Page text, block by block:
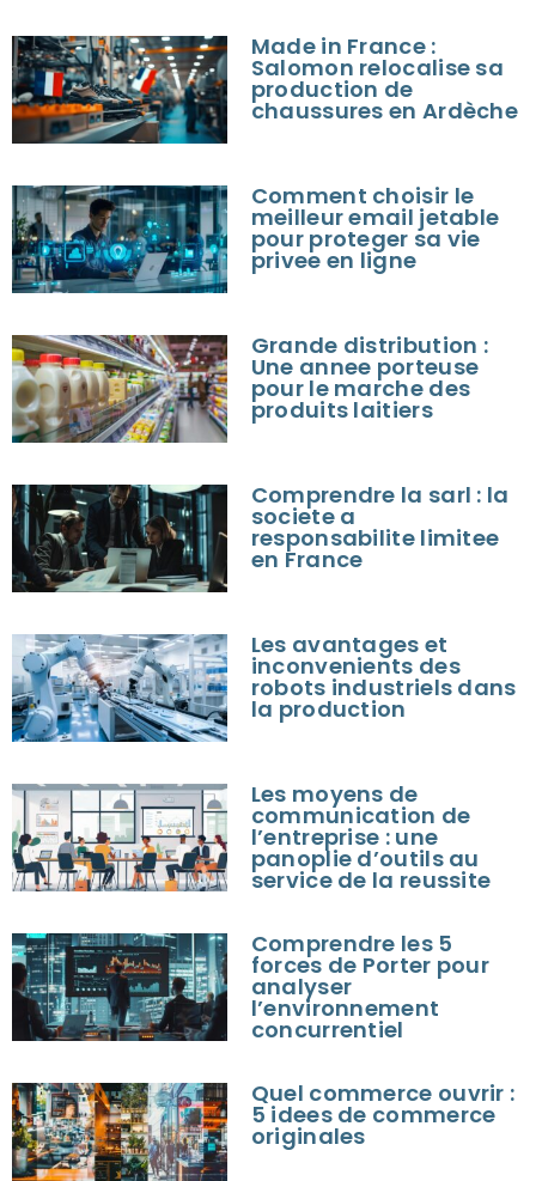
Made in France :
Salomon relocalise sa
production de
chaussures en Ardèche
Comment choisir le
meilleur email jetable
pour proteger sa vie
privee en ligne
Grande distribution :
Une annee porteuse
pour le marche des
produits laitiers
Comprendre la sarl : la
societe a
responsabilite limitee
en France
Les avantages et
inconvenients des
robots industriels dans
la production
Les moyens de
communication de
l’entreprise : une
panoplie d’outils au
service de la reussite
Comprendre les 5
forces de Porter pour
analyser
l’environnement
concurrentiel
Quel commerce ouvrir :
5 idees de commerce
originales